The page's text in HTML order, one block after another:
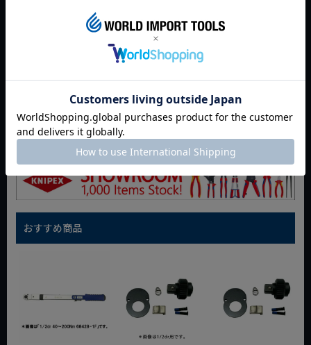
その手が新しい価値を産む瞬間を見たい。
「プロ性能」「デザイン」「便利」をひとつに。
『Change the Work WIT』三位一体で紡ぐワークスタイル。
返品特約について
商品についてのお問い合わせ
おすすめ商品